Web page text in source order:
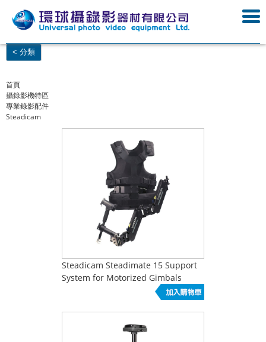
< 分類
首頁
攝錄影機特區
專業錄影配件
Steadicam
Steadicam Steadimate 15 Support
System for Motorized Gimbals